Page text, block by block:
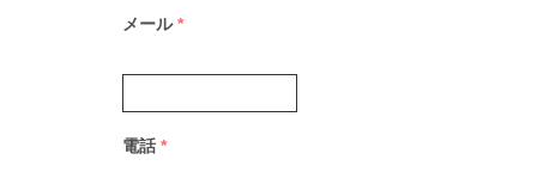
メール *
電話 *